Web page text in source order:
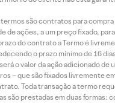
são contratos para compra
de ações, a um preço fixado,
do contrato a Termo é
o prazo mínimo de 16
o valor da ação adicionado de
– que são fixados livremente
Toda transação a termo
são prestadas em duas formas: